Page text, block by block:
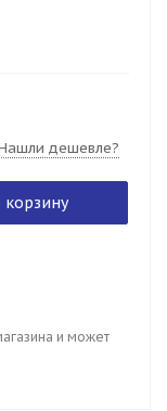
дешевле?
корзину
и может